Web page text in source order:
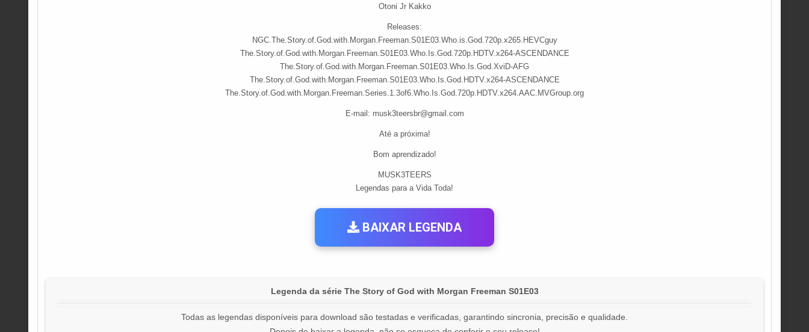
Otoni Jr Kakko
Releases:
NGC.The.Story.of.God.with.Morgan.Freeman.S01E03.Who.is.God.720p.x265.HEVCguy
The.Story.of.God.with.Morgan.Freeman.S01E03.Who.Is.God.720p.HDTV.x264-ASCENDANCE
The.Story.of.God.with.Morgan.Freeman.S01E03.Who.Is.God.XviD-AFG
The.Story.of.God.with.Morgan.Freeman.S01E03.Who.Is.God.HDTV.x264-ASCENDANCE
The.Story.of.God.with.Morgan.Freeman.Series.1.3of6.Who.Is.God.720p.HDTV.x264.AAC.MVGroup.org
E-mail: musk3teersbr@gmail.com
Até a próxima!
Bom aprendizado!
MUSK3TEERS
Legendas para a Vida Toda!
BAIXAR LEGENDA
Legenda da série The Story of God with Morgan Freeman S01E03
Todas as legendas disponíveis para download são testadas e verificadas, garantindo sincronia, precisão e qualidade.